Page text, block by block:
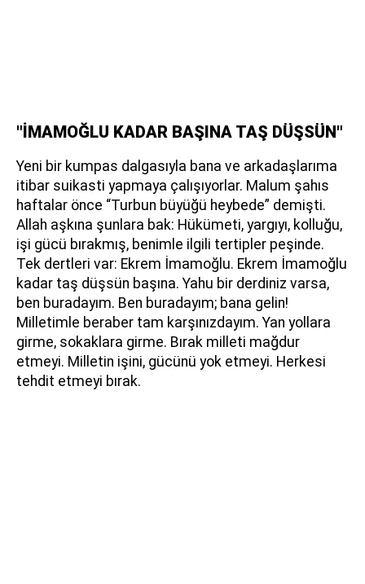
"İMAMOĞLU KADAR BAŞINA TAŞ DÜŞSÜN"
Yeni bir kumpas dalgasıyla bana ve arkadaşlarıma
itibar suikasti yapmaya çalışıyorlar. Malum şahıs
haftalar önce “Turbun büyüğü heybede” demişti.
Allah aşkına şunlara bak: Hükümeti, yargıyı, kolluğu,
işi gücü bırakmış, benimle ilgili tertipler peşinde.
Tek dertleri var: Ekrem İmamoğlu. Ekrem İmamoğlu
kadar taş düşsün başına. Yahu bir derdiniz varsa,
ben buradayım. Ben buradayım; bana gelin!
Milletimle beraber tam karşınızdayım. Yan yollara
girme, sokaklara girme. Bırak milleti mağdur
etmeyi. Milletin işini, gücünü yok etmeyi. Herkesi
tehdit etmeyi bırak.